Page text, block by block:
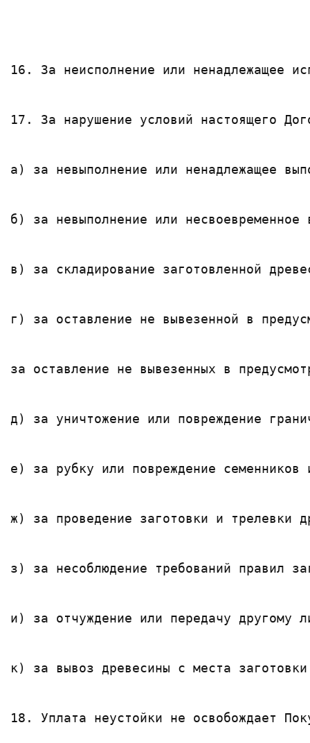
16. За неисполнение или ненадлежащее
17. За нарушение условий настоящего
а) за невыполнение или ненадлежащее
б) за невыполнение или
в) за складирование заготовленной
г) за оставление не вывезенной в
за оставление не вывезенных в
д) за уничтожение или повреждение
е) за рубку или повреждение
ж) за проведение заготовки и трелевки
з) за несоблюдение требований правил
и) за отчуждение или передачу другому
к) за вывоз древесины с места
18. Уплата неустойки не освобождает